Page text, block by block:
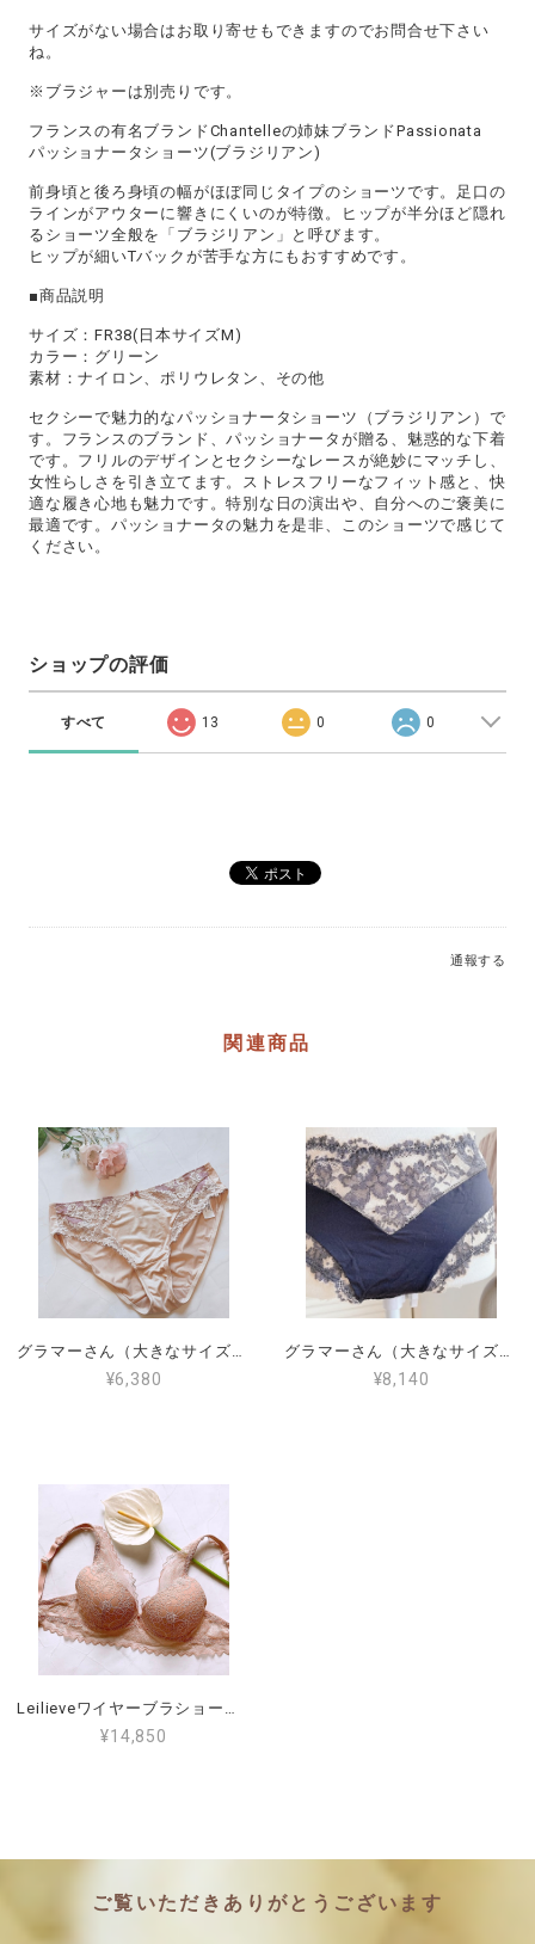
サイズがない場合はお取り寄せもできますのでお問合せ下さい
ね。
※ブラジャーは別売りです。
フランスの有名ブランドChantelleの姉妹ブランドPassionata
パッショナータショーツ(ブラジリアン)
前身頃と後ろ身頃の幅がほぼ同じタイプのショーツです。足口の
ラインがアウターに響きにくいのが特徴。ヒップが半分ほど隠れ
るショーツ全般を「ブラジリアン」と呼びます。
ヒップが細いTバックが苦手な方にもおすすめです。
■商品説明
サイズ：FR38(日本サイズM)
カラー：グリーン
素材：ナイロン、ポリウレタン、その他
セクシーで魅力的なパッショナータショーツ（ブラジリアン）で
す。フランスのブランド、パッショナータが贈る、魅惑的な下着
です。フリルのデザインとセクシーなレースが絶妙にマッチし、
女性らしさを引き立てます。ストレスフリーなフィット感と、快
適な履き心地も魅力です。特別な日の演出や、自分へのご褒美に
最適です。パッショナータの魅力を是非、このショーツで感じて
ください。
ショップの評価
すべて 13 0 0
通報する
関連商品
¥6,380 ¥8,140
¥14,850
ご覧いただきありがとうございます